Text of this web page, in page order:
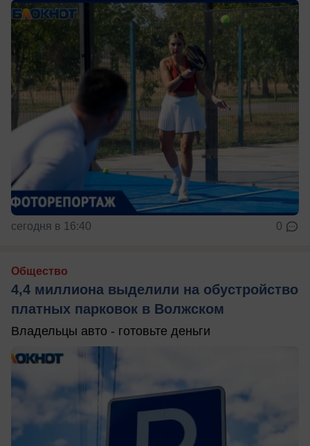
сегодня в 16:40 0
Общество
4,4 миллиона выделили на обустройство
платных парковок в Волжском
Владельцы авто - готовьте деньги